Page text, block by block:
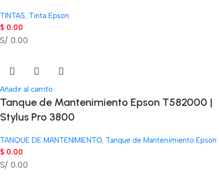
TINTAS, Tinta Epson
$ 0.00
S/ 0.00
Añadir al carrito
Tanque de Mantenimiento Epson T582000 |
Stylus Pro 3800
TANQUE DE MANTENIMIENTO, Tanque de Mantenimiento Epson
$ 0.00
S/ 0.00